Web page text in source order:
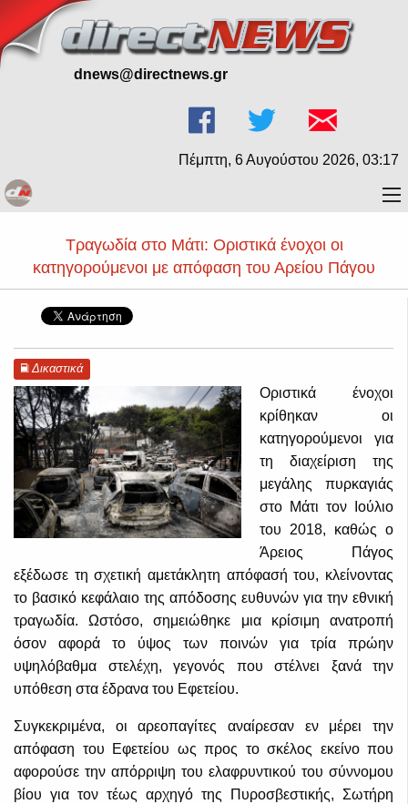
dnews@directnews.gr
Πέμπτη, 6 Αυγούστου 2026, 03:17
Τραγωδία στο Μάτι: Οριστικά ένοχοι οι
κατηγορούμενοι με απόφαση του Αρείου Πάγου
Δικαστικά
Οριστικά ένοχοι
κρίθηκαν οι
κατηγορούμενοι για
τη διαχείριση της
μεγάλης πυρκαγιάς
στο Μάτι τον Ιούλιο
του 2018, καθώς ο
Άρειος Πάγος
εξέδωσε τη σχετική αμετάκλητη απόφασή του, κλείνοντας
το βασικό κεφάλαιο της απόδοσης ευθυνών για την εθνική
τραγωδία. Ωστόσο, σημειώθηκε μια κρίσιμη ανατροπή
όσον αφορά το ύψος των ποινών για τρία πρώην
υψηλόβαθμα στελέχη, γεγονός που στέλνει ξανά την
υπόθεση στα έδρανα του Εφετείου.
Συγκεκριμένα, οι αρεοπαγίτες αναίρεσαν εν μέρει την
απόφαση του Εφετείου ως προς το σκέλος εκείνο που
αφορούσε την απόρριψη του ελαφρυντικού του σύννομου
βίου για τον τέως αρχηγό της Πυροσβεστικής, Σωτήρη